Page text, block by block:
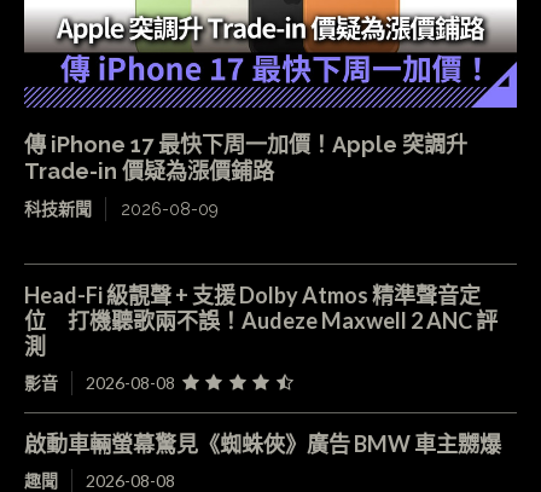
傳 iPhone 17 最快下周一加價！Apple 突調升
Trade-in 價疑為漲價鋪路
科技新聞 2026-08-09
Head-Fi 級靚聲 + 支援 Dolby Atmos 精準聲音定
位 打機聽歌兩不誤！Audeze Maxwell 2 ANC 評
測
影音 2026-08-08
啟動車輛螢幕驚見《蜘蛛俠》廣告 BMW 車主嬲爆
趣聞 2026-08-08